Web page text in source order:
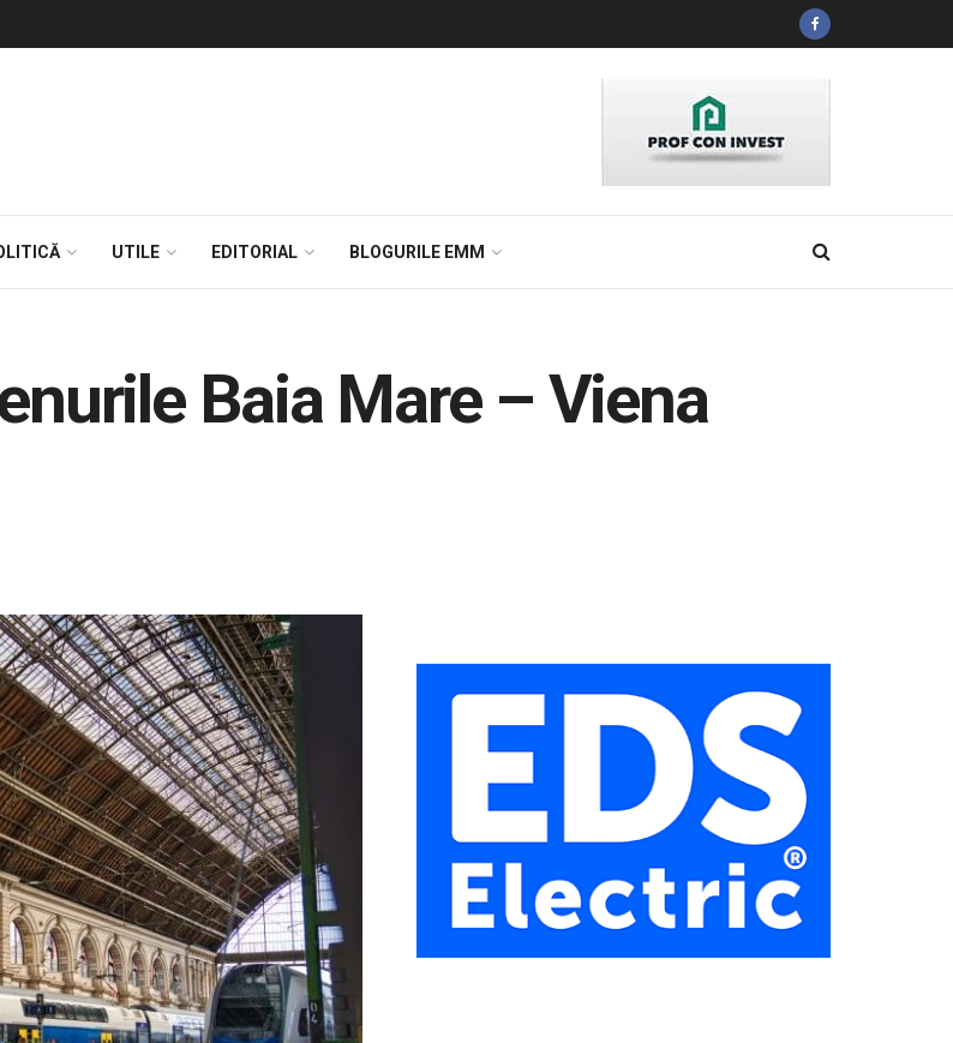
UTILE EDITORIAL BLOGURILE EMM
Baia Mare – Viena